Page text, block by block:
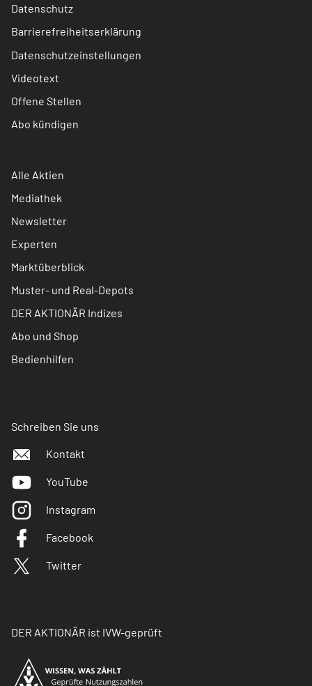
Datenschutz
Barrierefreiheitserklärung
Datenschutzeinstellungen
Videotext
Offene Stellen
Abo kündigen
Alle Aktien
Mediathek
Newsletter
Experten
Marktüberblick
Muster- und Real-Depots
DER AKTIONÄR Indizes
Abo und Shop
Bedienhilfen
Schreiben Sie uns
Kontakt
YouTube
Instagram
Facebook
Twitter
DER AKTIONÄR ist IVW-geprüft